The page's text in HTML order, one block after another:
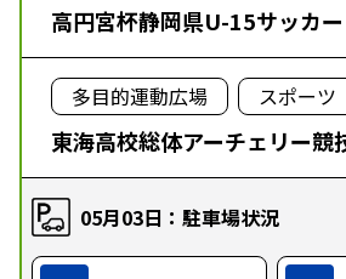
高円宮杯静岡県U-15サッカ
多目的運動広場 スポーツ
東海高校総体アーチェリー競
05月03日：駐車場状況